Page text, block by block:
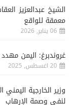
الشيخ عبدالعزيز
معمقة للواقع
06 يناير, 2026
غروندبرغ: اليمن
20 اغسطس, 2025
وزير الخارجية
لنفي وصمة الإرهاب